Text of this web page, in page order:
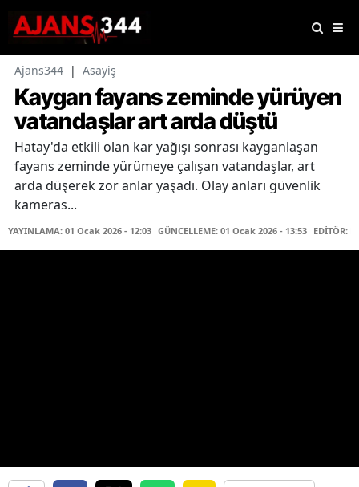
Ajans344 | Asayiş
Kaygan fayans zeminde yürüyen
vatandaşlar art arda düştü
Hatay'da etkili olan kar yağışı sonrası kayganlaşan
fayans zeminde yürümeye çalışan vatandaşlar, art
arda düşerek zor anlar yaşadı. Olay anları güvenlik
kameras...
YAYINLAMA: 01 Ocak 2026 - 12:03 GÜNCELLEME: 01 Ocak 2026 - 13:53 EDİTÖR: